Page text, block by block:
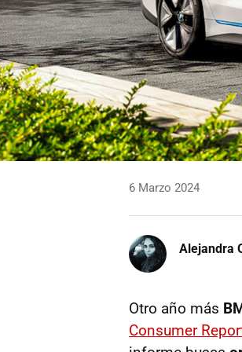
6 Marzo 2024
Alejandra
Otro año más
Consumer